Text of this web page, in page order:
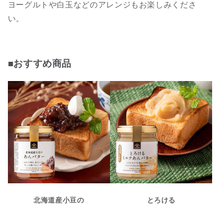
ヨーグルトや白玉などのアレンジもお楽しみくださ
い。
■おすすめ商品
北海道産小豆の
とろける